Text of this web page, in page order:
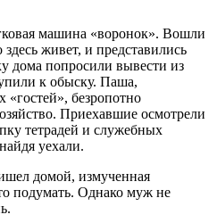
машина «воронок». Вошли
живет, и представились
дома попросили вывести из
к обыску. Паша,
«гостей», безропотно
Приехавшие осмотрели
тетрадей и служебных
уехали.
домой, измученная
подумать. Однако муж не